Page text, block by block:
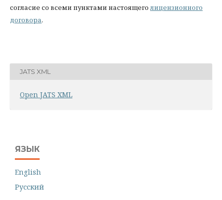
согласие со всеми пунктами настоящего лицензионного
договора.
JATS XML
Open JATS XML
ЯЗЫК
English
Русский